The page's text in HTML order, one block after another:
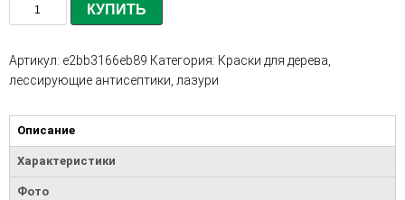
КУПИТЬ
Артикул: e2bb3166eb89 Категория: Краски для дерева,
лессирующие антисептики, лазури
Описание
Характеристики
Фото